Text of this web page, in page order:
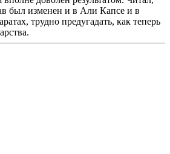
был изменен и в Али Капсе и в
трудно предугадать, как теперь